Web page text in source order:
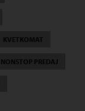
KVETKOMAT
NONSTOP PREDAJ